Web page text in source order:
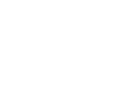
350 VOL.AT – Vorarlberg Online